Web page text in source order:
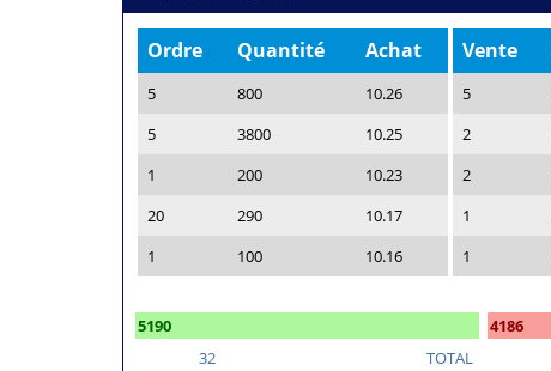
Ordre Quantité Achat
5 800
10.26
5
3800
10.25
1
200
10.23
20
290
10.17
1
100 10.16
Vente
5
2
2
1
1
5190
4186
32
TOTAL